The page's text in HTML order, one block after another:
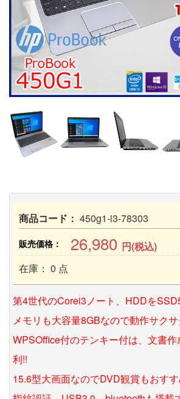
商品コード： 450g1-i3-78303
販売価格： 26,980 円(税込)
在庫： 0 点
第4世代のCorei3ノート、HDDを
メモリも大容量8GBなので動作サク
WPSOffice付のテンキー付は、文書
利!!
15.6型大画面なのでDVD観賞もおす